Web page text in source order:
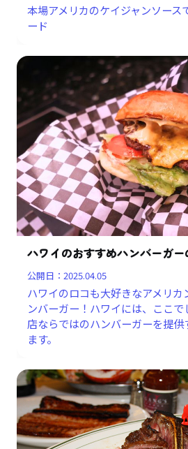
本場アメリカのケイジャンソース
ード
ハワイのおすすめハンバーガー
公開日：2025.04.05
ハワイのロコも大好きなアメリカ
ンバーガー！ハワイには、ここ
店ならではのハンバーガーを提供
ます。